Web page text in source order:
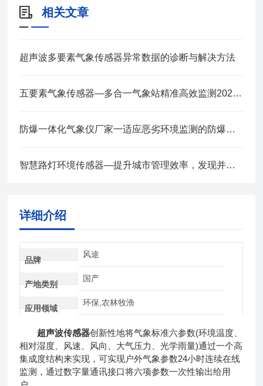
相关文章
超声波多要素气象传感器异常数据的诊断与解决方法
五要素气象传感器—多合一气象站精准高效监测2025全+境+派+送
防爆一体化气象仪厂家一适应恶劣环境监测的防爆气象站
智慧路灯环境传感器—提升城市管理效率，发现并预警恶劣天气
详细介绍
品牌
风途
产地类别
国产
应用领域
环保,农林牧渔
超声波传感器创新性地将气象标准六参数(环境温度、
相对湿度、风速、风向、大气压力、光学雨量)通过一个高
集成度结构来实现，可实现户外气象参数24小时连续在线
监测，通过数字量通讯接口将六项参数一次性输出给用